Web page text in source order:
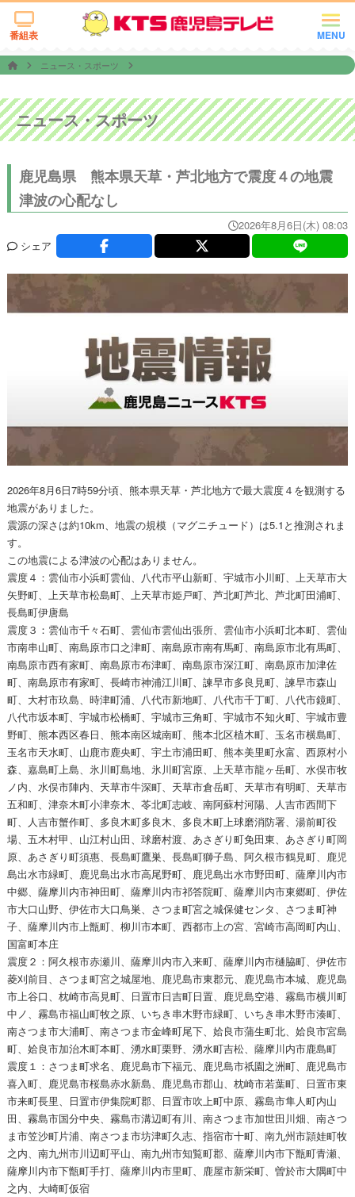
MENU
番組表
ニュース・スポーツ
ニュース・スポーツ
鹿児島県 熊本県天草・芦北地方で震度４の地震
津波の心配なし
2026年8月6日(木) 08:03
シェア
2026年8月6日7時59分頃、熊本県天草・芦北地方で最大震度４を観測する
地震がありました。
震源の深さは約10km、地震の規模（マグニチュード）は5.1と推測されま
す。
この地震による津波の心配はありません。
震度４：雲仙市小浜町雲仙、八代市平山新町、宇城市小川町、上天草市大
矢野町、上天草市松島町、上天草市姫戸町、芦北町芦北、芦北町田浦町、
長島町伊唐島
震度３：雲仙市千々石町、雲仙市雲仙出張所、雲仙市小浜町北本町、雲仙
市南串山町、南島原市口之津町、南島原市南有馬町、南島原市北有馬町、
南島原市西有家町、南島原市布津町、南島原市深江町、南島原市加津佐
町、南島原市有家町、長崎市神浦江川町、諫早市多良見町、諫早市森山
町、大村市玖島、時津町浦、八代市新地町、八代市千丁町、八代市鏡町、
八代市坂本町、宇城市松橋町、宇城市三角町、宇城市不知火町、宇城市豊
野町、熊本西区春日、熊本南区城南町、熊本北区植木町、玉名市横島町、
玉名市天水町、山鹿市鹿央町、宇土市浦田町、熊本美里町永富、西原村小
森、嘉島町上島、氷川町島地、氷川町宮原、上天草市龍ヶ岳町、水俣市牧
ノ内、水俣市陣内、天草市牛深町、天草市倉岳町、天草市有明町、天草市
五和町、津奈木町小津奈木、苓北町志岐、南阿蘇村河陽、人吉市西間下
町、人吉市蟹作町、多良木町多良木、多良木町上球磨消防署、湯前町役
場、五木村甲、山江村山田、球磨村渡、あさぎり町免田東、あさぎり町岡
原、あさぎり町須惠、長島町鷹巣、長島町獅子島、阿久根市鶴見町、鹿児
島出水市緑町、鹿児島出水市高尾野町、鹿児島出水市野田町、薩摩川内市
中郷、薩摩川内市神田町、薩摩川内市祁答院町、薩摩川内市東郷町、伊佐
市大口山野、伊佐市大口鳥巣、さつま町宮之城保健センタ、さつま町神
子、薩摩川内市上甑町、柳川市本町、西都市上の宮、宮崎市高岡町内山、
国富町本庄
震度２：阿久根市赤瀬川、薩摩川内市入来町、薩摩川内市樋脇町、伊佐市
菱刈前目、さつま町宮之城屋地、鹿児島市東郡元、鹿児島市本城、鹿児島
市上谷口、枕崎市高見町、日置市日吉町日置、鹿児島空港、霧島市横川町
中ノ、霧島市福山町牧之原、いちき串木野市緑町、いちき串木野市湊町、
南さつま市大浦町、南さつま市金峰町尾下、姶良市蒲生町北、姶良市宮島
町、姶良市加治木町本町、湧水町栗野、湧水町吉松、薩摩川内市鹿島町
震度１：さつま町求名、鹿児島市下福元、鹿児島市祇園之洲町、鹿児島市
喜入町、鹿児島市桜島赤水新島、鹿児島市郡山、枕崎市若葉町、日置市東
市来町長里、日置市伊集院町郡、日置市吹上町中原、霧島市隼人町内山
田、霧島市国分中央、霧島市溝辺町有川、南さつま市加世田川畑、南さつ
ま市笠沙町片浦、南さつま市坊津町久志、指宿市十町、南九州市頴娃町牧
之内、南九州市川辺町平山、南九州市知覧町郡、薩摩川内市下甑町青瀬、
薩摩川内市下甑町手打、薩摩川内市里町、鹿屋市新栄町、曽於市大隅町中
之内、大崎町仮宿